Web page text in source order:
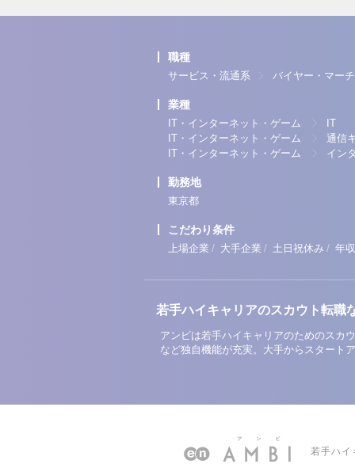
職種
サービス・流通系 バイヤー・マー
業種
IT・インターネット・ゲーム
IT
IT・インターネット・ゲーム
通信
IT・インターネット・ゲーム
イン
勤務地
東京都
こだわり条件
上場企業 / 大手企業 / 土日祝休み / 年
若手ハイキャリアのスカウト転職
アンビは若手ハイキャリアのためのスカ
など独自機能が充実。大手からスタート
若手ハ